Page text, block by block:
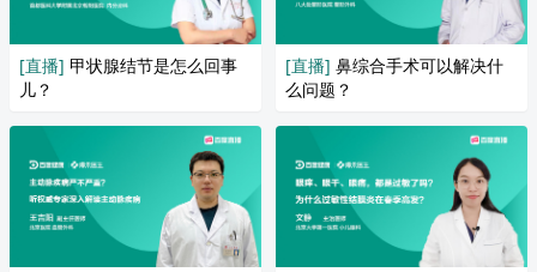
[直播] 甲状腺结节是怎么回事
儿？
[直播] 鼻综合手术可以解决什
么问题？